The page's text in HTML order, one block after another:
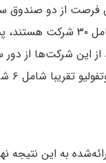
فرصت از دو صندوق
اولیه که هر کدام شامل ۳۰
۱۰ درصد از این شرکت‌ها
شامل ۶ شرکت تبدیل می‌شود.
به این نتیجه